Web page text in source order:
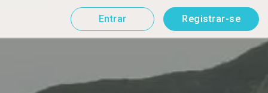
Entrar Registrar-se